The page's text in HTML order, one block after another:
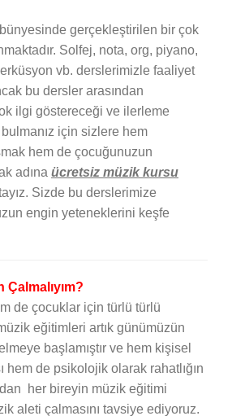
gerçekleştirilen bir çok
Solfej, nota, org, piyano,
vb. derslerimizle faaliyet
bu dersler arasından
ilgi göstereceği ve ilerleme
için sizlere hem
hem de çocuğunuzun
adına ücretsiz müzik kursu
Sizde bu derslerimize
engin yeteneklerini keşfe
de çocuklar için türlü türlü
eğitimleri artık günümüzün
başlamıştır ve hem kişisel
hem de psikolojik olarak rahatlığın
her bireyin müzik eğitimi
aleti çalmasını tavsiye ediyoruz.